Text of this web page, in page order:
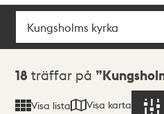
Sök
Sökresultat
18 träffar på
Visa lista Visa karta